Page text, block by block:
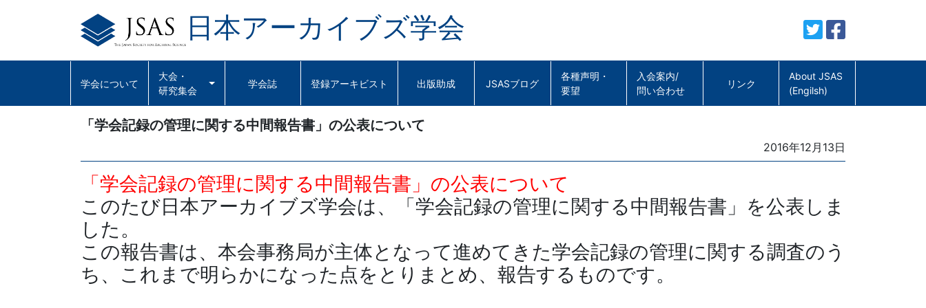
日本アーカイブズ学会
学会について
大会・
研究集会
学会誌 登録アーキビスト 出版助成 JSASブログ
各種声明・
要望
入会案内/
問い合わせ
リンク
About JSAS
(Engilsh)
「学会記録の管理に関する中間報告書」の公表について
Posted
on
2016年12月13日
「学会記録の管理に関する中間報告書」の公表について
このたび日本アーカイブズ学会は、「学会記録の管理に関する中間報告書」を公表しま
した。
この報告書は、本会事務局が主体となって進めてきた学会記録の管理に関する調査のう
ち、これまで明らかになった点をとりまとめ、報告するものです。